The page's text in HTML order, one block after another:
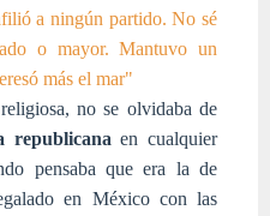
a ningún partido. No sé
o mayor. Mantuvo un
más el mar"
no se olvidaba de
republicana en cualquier
pensaba que era la de
en México con las